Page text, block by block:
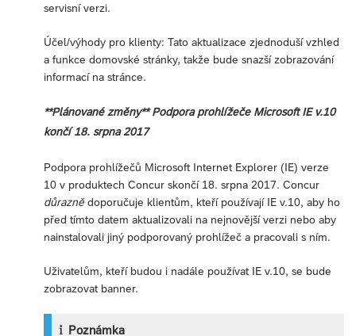
servisní verzi.
Účel/výhody pro klienty: Tato aktualizace zjednoduší vzhled
a funkce domovské stránky, takže bude snazší zobrazování
informací na stránce.
**Plánované změny** Podpora prohlížeče Microsoft IE v.10
končí 18. srpna 2017
Podpora prohlížečů Microsoft Internet Explorer (IE) verze
10 v produktech Concur skončí 18. srpna 2017. Concur
důraznědoporučuje klientům, kteří používají IE v.10, aby ho
před tímto datem aktualizovali na nejnovější verzi nebo aby
nainstalovali jiný podporovaný prohlížeč a pracovali s ním.
Uživatelům, kteří budou i nadále používat IE v.10, se bude
zobrazovat banner.
Poznámka